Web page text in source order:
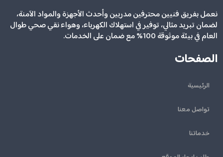
نعمل بفريق فنيين محترفين مدربين وأحدث الأجهزة والمواد الآمنة،
لضمان تبريد مثالي، توفير في استهلاك الكهرباء، وهواء نقي صحي طوال
العام في بيئة موثوقة 100% مع ضمان على الخدمات.
الصفحات
الرئيسية
تواصل معنا
خدماتنا